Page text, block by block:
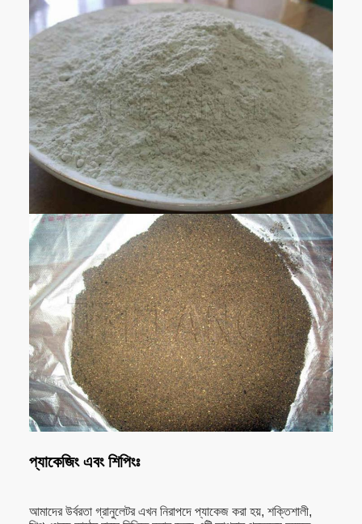
প্যাকেজিং এবং শিপিংঃ
আমাদের উর্বরতা গ্রানুলেটর এখন নিরাপদে প্যাকেজ করা হয়, শক্তিশালী,